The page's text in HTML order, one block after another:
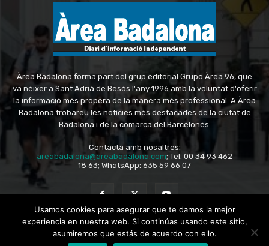
Àrea Badalona forma part del grup editorial Grupo Àrea 96, que
va néixer a Sant Adrià de Besòs l'any 1996 amb la voluntat d'oferir
la informació més propera de la manera més professional. A Àrea
Badalona trobareu les notícies més destacades de la ciutat de
Badalona i de la comarca del Barcelonés.
Contacta amb nosaltres:
areabadalona@areabadalona.com; Tel. 00 34 93 462
18 63; WhatsApp: 635 59 66 07
Usamos cookies para asegurar que te damos la mejor
experiencia en nuestra web. Si continúas usando este sitio,
asumiremos que estás de acuerdo con ello.